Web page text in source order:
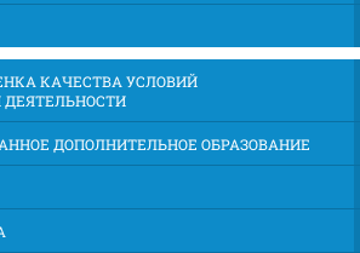
КАЧЕСТВА УСЛОВИЙ
ДЕЯТЕЛЬНОСТИ
ДОПОЛНИТЕЛЬНОЕ ОБРАЗОВАНИЕ